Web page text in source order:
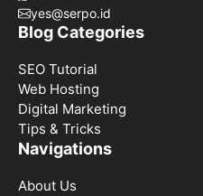
yes@serpo.id
Blog Categories
SEO Tutorial
Web Hosting
Digital Marketing
Tips & Tricks
Navigations
About Us